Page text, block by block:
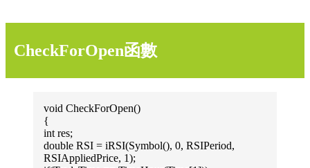
CheckForOpen函數
void CheckForOpen()
{
int res;
double RSI = iRSI(Symbol(), 0, RSIPeriod,
RSIAppliedPrice, 1);